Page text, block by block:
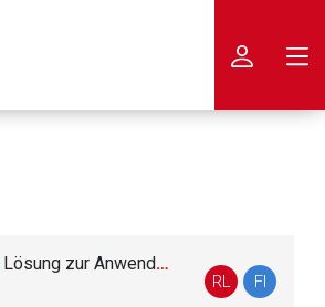
Lösung zur Anwendung auf der Haut
RL FI